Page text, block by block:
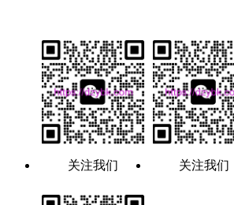
关注我们 关注我们